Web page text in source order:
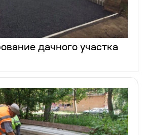
дачного участка